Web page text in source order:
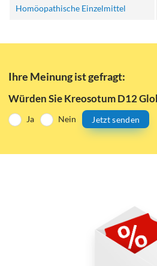
Homöopathische Einzelmittel
Ihre Meinung ist gefragt:
Würden Sie Kreosotum D12
Ja Nein Jetzt senden